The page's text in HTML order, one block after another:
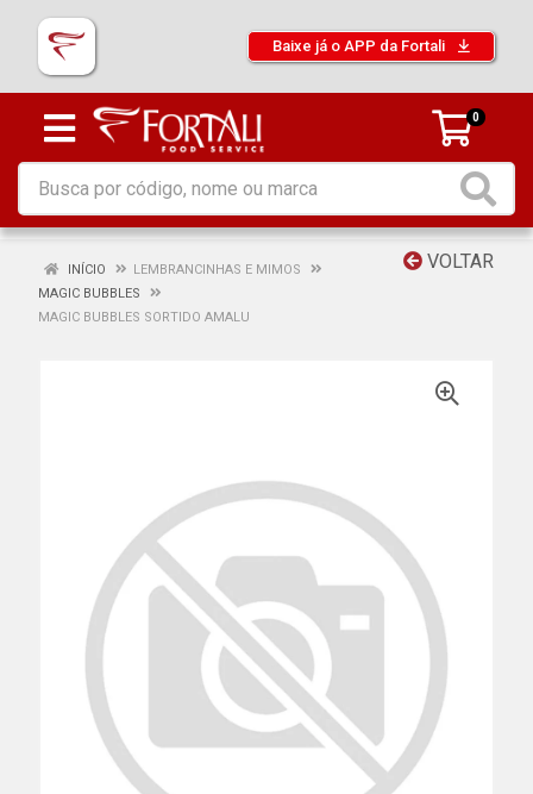
Baixe já o APP da Fortali
0
VOLTAR
INÍCIO
LEMBRANCINHAS E MIMOS
MAGIC BUBBLES
MAGIC BUBBLES SORTIDO AMALU